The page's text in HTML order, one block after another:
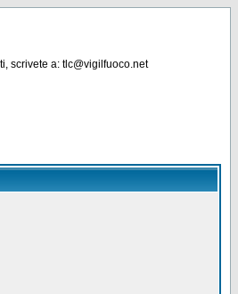
scrivete a: tlc@vigilfuoco.net